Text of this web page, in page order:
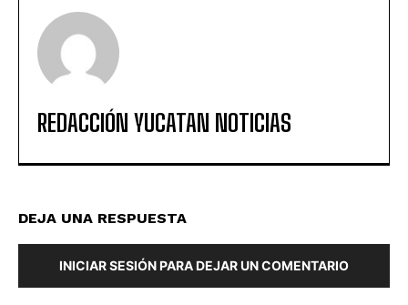
REDACCIÓN YUCATAN NOTICIAS
DEJA UNA RESPUESTA
INICIAR SESIÓN PARA DEJAR UN COMENTARIO